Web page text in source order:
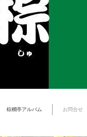
棕櫚亭アルバム お問合せ